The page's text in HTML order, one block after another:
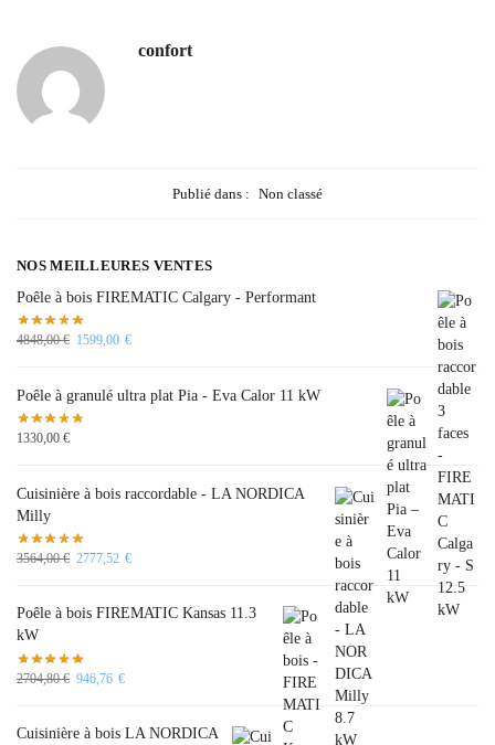
confort
Publié dans : Non classé
NOS MEILLEURES VENTES
Poêle à bois FIREMATIC Calgary - Performant
4848,00€ 1599,00 €
Poêle à granulé ultra plat Pia - Eva Calor 11 kW
1330,00 €
Cuisinière à bois raccordable - LA NORDICA
Milly
3564,00€ 2777,52 €
Poêle à bois FIREMATIC Kansas 11.3
kW
2704,80€ 946,76 €
Cuisinière à bois LA NORDICA